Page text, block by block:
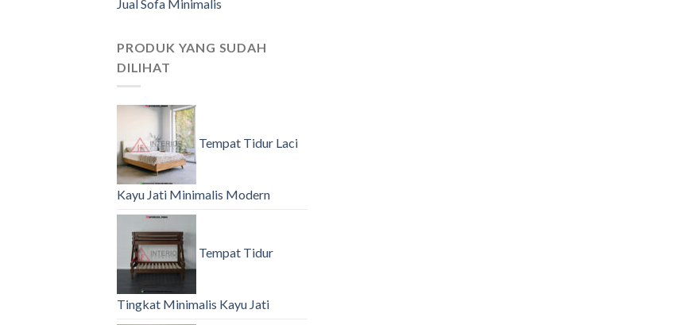
Jual Sofa Minimalis
PRODUK YANG SUDAH
DILIHAT
Tempat Tidur Laci
Kayu Jati Minimalis Modern
Tempat Tidur
Tingkat Minimalis Kayu Jati